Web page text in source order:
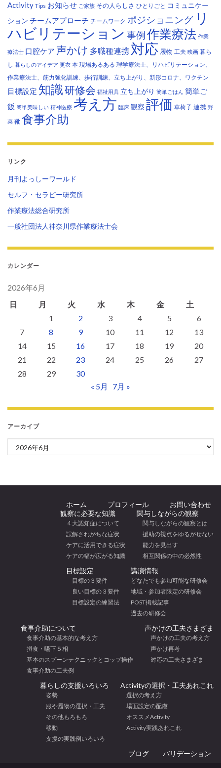
Activity Tips お知らせ ご家族 その人らしさ ひとりごと コミュニケー
ション チームアプローチ チームワーク ポジショニング リ
ハビリテーション 事例作業療法 作業
療法士 口腔ケア 声かけ 多職種連携 対応 履物 工夫 映画 暮ら
し 暮らしのアイデア 更衣 本 現場あるある 理学療法士、リハビリテーション、
作業療法士、筋力強化訓練、歩行訓練、立ち上がり、新形コロナ、ワクチン
目標設定 知識研修会 福祉用具 立ち上がり 簡単ごはん 簡単ご
飯 簡単美味しい 精神医療 考え方 臨床 観察 評価 車椅子 連携 野
菜 靴 食事介助
リンク
月刊よっしーワールド
セルフ・セラピー研究所
作業療法総合研究所
一般社団法人神奈川県作業療法士会
カレンダー
2026年6月
日
月 火 水 木 金
土
1
2 3 4 5
6
7
8 9 10 11 12
13
14
15 16 17 18 19
20
21
22 23 24 25 26
27
28
29
30
« 5月
7月 »
アーカイブ
アーカイブ
ホーム プロフィール
お問い合わせ
観察に必要な知識
４大認知症について
誤解されがちな症状
ケアに活用できる症状
ケアの幅が広がる知識
関与しながらの観察
関与しながらの観察とは
援助の視点をゆるがせない
能力を見出す
相互関係の中の必然性
目標設定
目標の３要件
良い目標の３要件
目標設定の練習法
講演情報
どなたでも参加可能な研修会
地域・参加者限定の研修会
POST掲載記事
過去の研修会
食事介助について
食事介助の基本的な考え方
摂食・嚥下５相
基本のスプーンテクニックとコップ操作
食事介助の工夫例
声かけの工夫さまざま
声かけの工夫の考え方
声かけ再考
対応の工夫さまざま
暮らしの支援いろいろ
姿勢
服や履物の選択・工夫
その他もろもろ
移動
支援の実践例いろいろ
Activityの選択・工夫あれこれ
選択の考え方
場面設定の配慮
オススメActivity
Activity実践あれこれ
ブログ バリデーション